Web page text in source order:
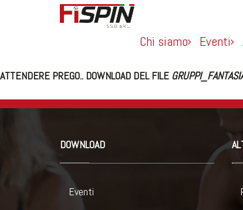
Chi siamo Eventi
ATTENDERE PREGO.. DOWNLOAD DEL FILE
DOWNLOAD
Eventi